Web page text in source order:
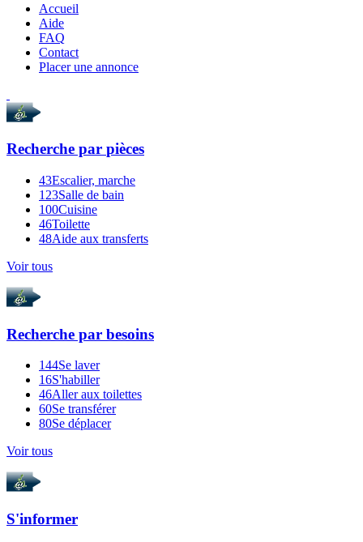
Accueil
Aide
FAQ
Contact
Placer une annonce
Recherche par pièces
43Escalier, marche
123Salle de bain
100Cuisine
46Toilette
48Aide aux transferts
Voir tous
Recherche par besoins
144Se laver
16S'habiller
46Aller aux toilettes
60Se transférer
80Se déplacer
Voir tous
S'informer